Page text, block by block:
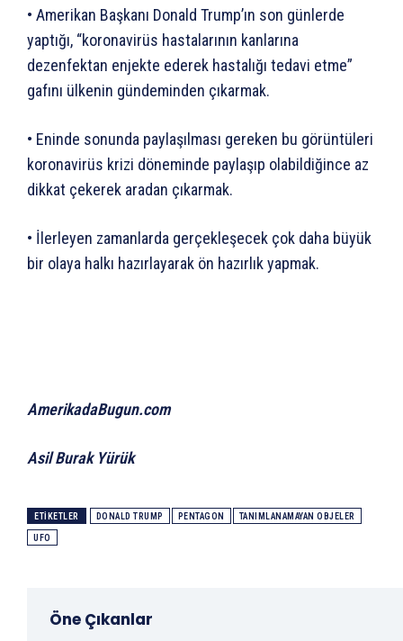
• Amerikan Başkanı Donald Trump’ın son günlerde
yaptığı, “koronavirüs hastalarının kanlarına
dezenfektan enjekte ederek hastalığı tedavi etme”
gafını ülkenin gündeminden çıkarmak.
• Eninde sonunda paylaşılması gereken bu görüntüleri
koronavirüs krizi döneminde paylaşıp olabildiğince az
dikkat çekerek aradan çıkarmak.
• İlerleyen zamanlarda gerçekleşecek çok daha büyük
bir olaya halkı hazırlayarak ön hazırlık yapmak.
AmerikadaBugun.com
Asil Burak Yürük
ETIKETLER DONALD TRUMP PENTAGON TANIMLANAMAYAN OBJELER
UFO
Öne Çıkanlar